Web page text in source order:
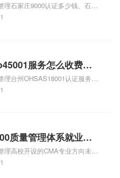
认证的公司
理石家庄9000认证多少钱、石家
价格多少钱、石家庄9000认证
服务怎么收费，
认证服务怎么收
理台州OHSAS18001认证服务中
便宜、台州ISO9000认证，哪个
相关iso体系认证知识，详情可
文！
质量管理体系就业方
管理与认证就业方向
理高校开设的CMA专业方向未来
就业方向如何、cma就业方向有